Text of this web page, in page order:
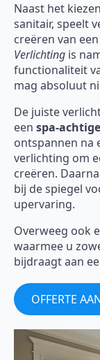
Naast het
sanitair, speelt
creëren van
Verlichting is
functionaliteit
mag absoluut
De juiste
een spa-
ontspannen na
verlichting om
creëren.
bij de spiegel
upervaring.
Overweeg ook
waarmee u
bijdraagt aan
OFFERTE